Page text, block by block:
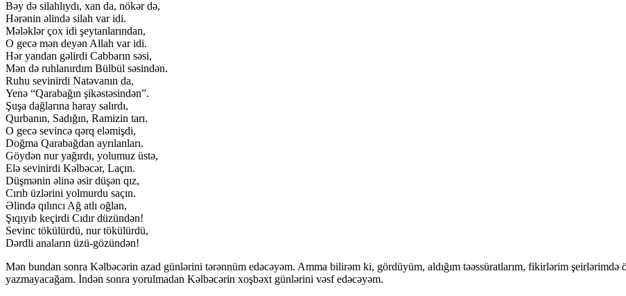
Bəy də silahlıydı, xan da, nökər də,
Hərənin əlində silah var idi.
Mələklər çox idi şeytanlarından,
O gecə mən deyən Allah var idi.
Hər yandan gəlirdi Cabbarın səsi,
Mən də ruhlanırdım Bülbül səsindən.
Ruhu sevinirdi Natəvanın da,
Yenə “Qarabağın şikəstəsindən”.
Şuşa dağlarına haray salırdı,
Qurbanın, Sadığın, Ramizin tarı.
O gecə sevincə qərq eləmişdi,
Doğma Qarabağdan ayrılanları.
Göydən nur yağırdı, yolumuz üstə,
Elə sevinirdi Kəlbəcər, Laçın.
Düşmənin əlinə əsir düşən qız,
Cırıb üzlərini yolmurdu saçın.
Əlində qılıncı Ağ atlı oğlan,
Şıqıyıb keçirdi Cıdır düzündən!
Sevinc tökülürdü, nur tökülürdü,
Dərdli anaların üzü-gözündən!
Mən bundan sonra Kəlbəcərin azad günlərini tərənnüm edəcəyəm. Amma bilirəm ki, gördüyüm, aldığım təəssüratlarım, fikirlərim
yazmayacağam. İndən sonra yorulmadan Kəlbəcərin xoşbəxt günlərini vəsf edəcəyəm.